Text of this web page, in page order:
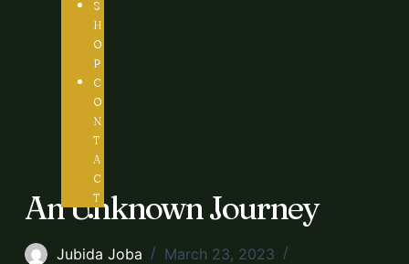
S
H
O
P
C
O
N
T
A
C
T
An Unknown Journey
Jubida Joba
March 23, 2023